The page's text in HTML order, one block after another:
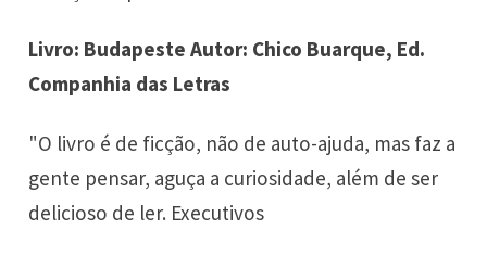
Livro: Budapeste Autor: Chico Buarque, Ed.
Companhia das Letras
"O livro é de ficção, não de auto-ajuda, mas faz a
gente pensar, aguça a curiosidade, além de ser
delicioso de ler. Executivos